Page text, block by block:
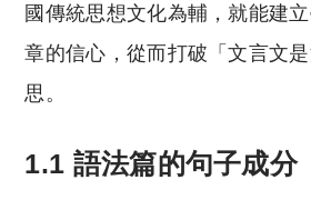
國傳統思想文化為輔，就能建
章的信心，從而打破「文言文
思。
1.1 語法篇的句子成分